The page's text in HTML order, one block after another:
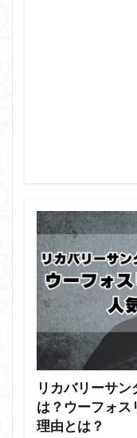
リカバリーサ
は？ウーフォス
理由とは？